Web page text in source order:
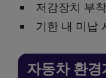
저감장치 부
기한 내 미납
자동차 환